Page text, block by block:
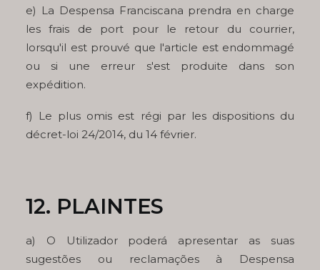
e) La Despensa Franciscana prendra en charge
les frais de port pour le retour du courrier,
lorsqu'il est prouvé que l'article est endommagé
ou si une erreur s'est produite dans son
expédition.
f) Le plus omis est régi par les dispositions du
décret-loi 24/2014, du 14 février.
12. PLAINTES
a) O Utilizador poderá apresentar as suas
sugestões ou reclamações à Despensa